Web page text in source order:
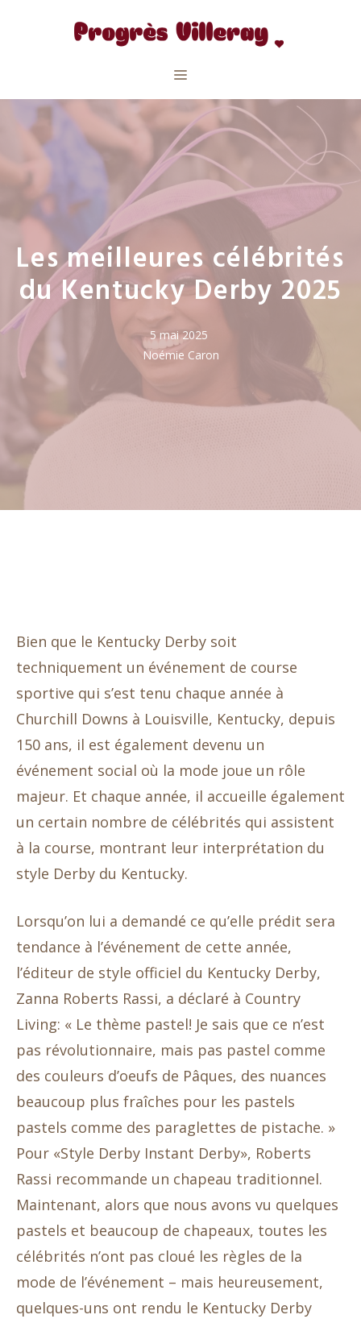
Menu
Les meilleures célébrités
du Kentucky Derby 2025
5 mai 2025
Noémie Caron
Bien que le Kentucky Derby soit
techniquement un événement de course
sportive qui s’est tenu chaque année à
Churchill Downs à Louisville, Kentucky, depuis
150 ans, il est également devenu un
événement social où la mode joue un rôle
majeur. Et chaque année, il accueille également
un certain nombre de célébrités qui assistent
à la course, montrant leur interprétation du
style Derby du Kentucky.
Lorsqu’on lui a demandé ce qu’elle prédit sera
tendance à l’événement de cette année,
l’éditeur de style officiel du Kentucky Derby,
Zanna Roberts Rassi, a déclaré à Country
Living: « Le thème pastel! Je sais que ce n’est
pas révolutionnaire, mais pas pastel comme
des couleurs d’oeufs de Pâques, des nuances
beaucoup plus fraîches pour les pastels
pastels comme des paraglettes de pistache. »
Pour «Style Derby Instant Derby», Roberts
Rassi recommande un chapeau traditionnel.
Maintenant, alors que nous avons vu quelques
pastels et beaucoup de chapeaux, toutes les
célébrités n’ont pas cloué les règles de la
mode de l’événement – mais heureusement,
quelques-uns ont rendu le Kentucky Derby